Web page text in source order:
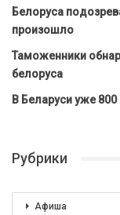
Белоруса
произошло
Таможенники
белоруса
В Беларуси уже
Рубрики
Афиша